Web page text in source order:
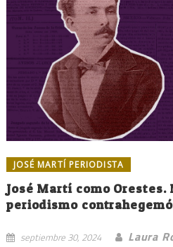
JOSÉ MARTÍ PERIODISTA
José Martí como Orestes.
periodismo
septiembre 30, 2024
Laura